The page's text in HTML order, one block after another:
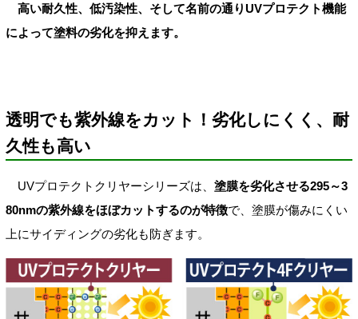
高い耐久性、低汚染性、そして名前の通りUVプロテクト機能
によって塗料の劣化を抑えます。
透明でも紫外線をカット！劣化しにくく、耐
久性も高い
UVプロテクトクリヤーシリーズは、 塗膜を劣化させる295～3
80nmの紫外線をほぼカットするのが特徴で、塗膜が傷みにくい
上にサイディングの劣化も防ぎます。